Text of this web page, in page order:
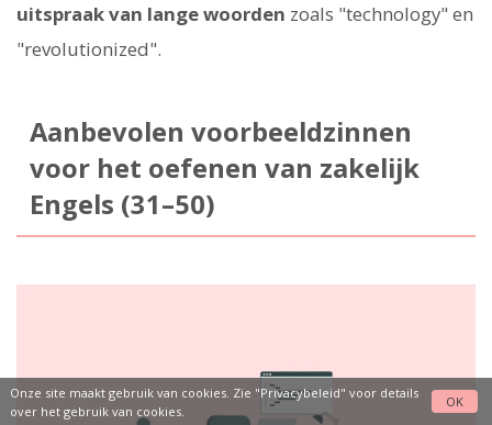
uitspraak van lange woorden zoals "technology" en
"revolutionized".
Aanbevolen voorbeeldzinnen
voor het oefenen van zakelijk
Engels (31–50)
Onze site maakt gebruik van cookies. Zie "Privacybeleid" voor details
over het gebruik van cookies.
OK